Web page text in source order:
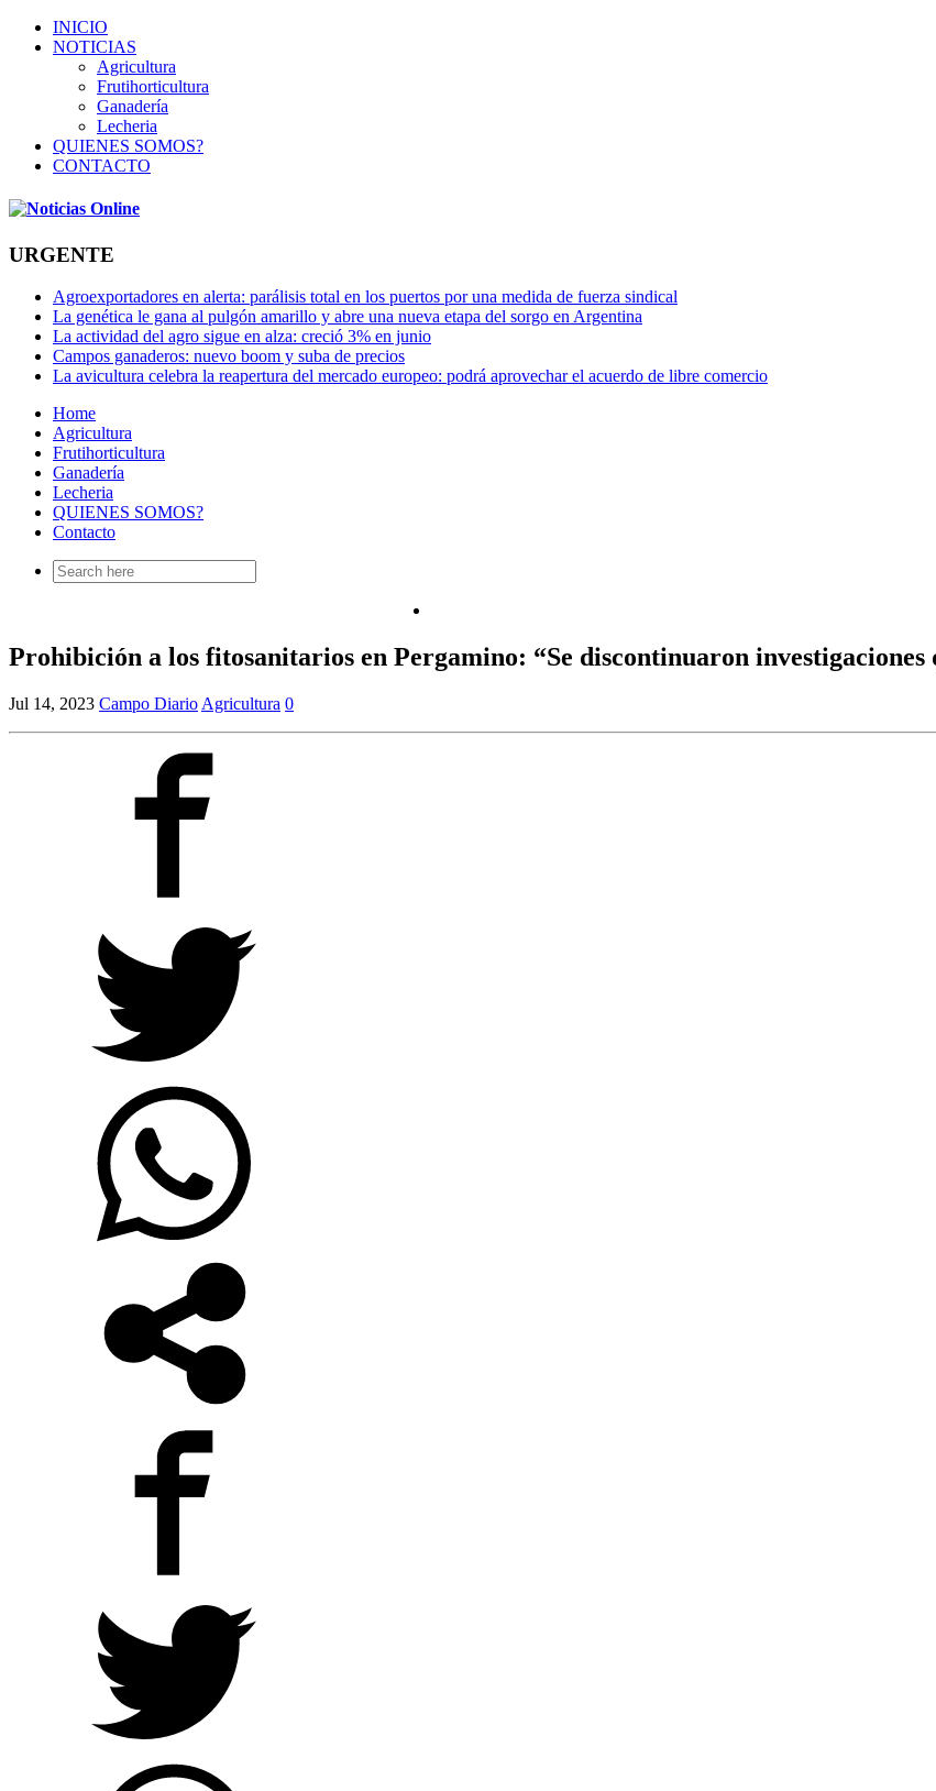
INICIO
NOTICIAS
Agricultura
Frutihorticultura
Ganadería
Lecheria
QUIENES SOMOS?
CONTACTO
URGENTE
Agroexportadores en alerta: parálisis total en los puertos por una medida de fuerza sindical
La genética le gana al pulgón amarillo y abre una nueva etapa del sorgo en Argentina
La actividad del agro sigue en alza: creció 3% en junio
Campos ganaderos: nuevo boom y suba de precios
La avicultura celebra la reapertura del mercado europeo: podrá aprovechar el acuerdo de libre comercio
Home
Agricultura
Frutihorticultura
Ganadería
Lecheria
QUIENES SOMOS?
Contacto
Search
for:
Prohibición a los fitosanitarios en Pergamino: “Se discontinuaron investigaciones
Jul 14, 2023 Campo Diario Agricultura 0